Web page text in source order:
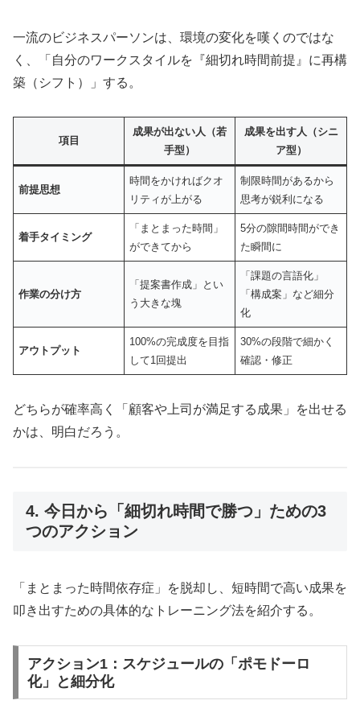
一流のビジネスパーソンは、環境の変化を嘆くのではな
く、「自分のワークスタイルを『細切れ時間前提』に再構
築（シフト）」する。
項目
成果が出ない人（若
手型）
成果を出す人（シニ
ア型）
前提思想
時間をかければクオ
リティが上がる
制限時間があるから
思考が鋭利になる
着手タイミング
「まとまった時間」
ができてから
5分の隙間時間ができ
た瞬間に
作業の分け方
「提案書作成」とい
う大きな塊
「課題の言語化」
「構成案」など細分
化
アウトプット
100%の完成度を目指
して1回提出
30%の段階で細かく
確認・修正
どちらが確率高く「顧客や上司が満足する成果」を出せる
かは、明白だろう。
4. 今日から「細切れ時間で勝つ」ための3
つのアクション
「まとまった時間依存症」を脱却し、短時間で高い成果を
叩き出すための具体的なトレーニング法を紹介する。
アクション1：スケジュールの「ポモドーロ
化」と細分化